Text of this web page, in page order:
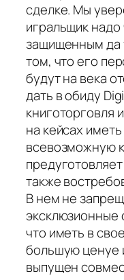
сделке. Мы
игральщик
защищенным да
том, что его
будут на века
дать в обиду
книготорговля
на кейсах
всевозможную
также
В нем не
эксклюзионные
что иметь в
большую ценуе
выпущен